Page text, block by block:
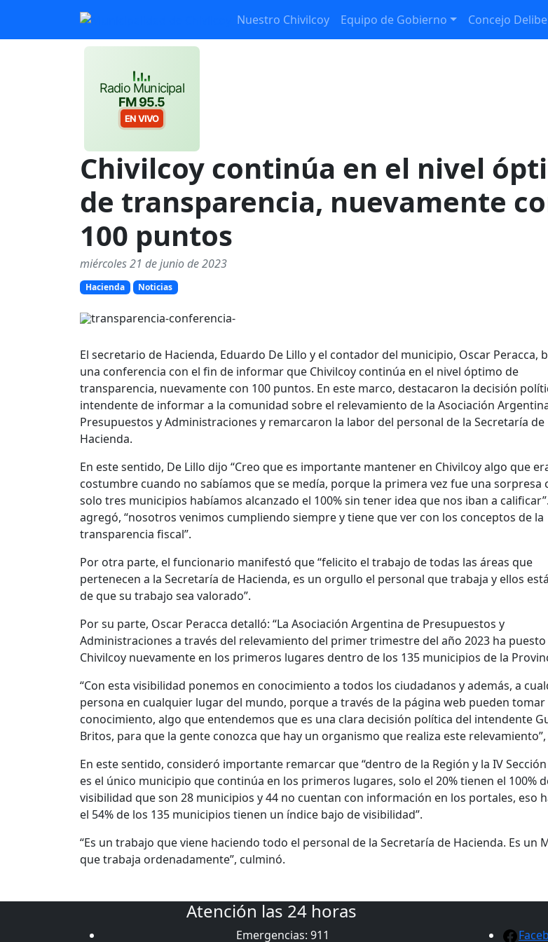
Nuestro Chivilcoy Equipo de Gobierno Concejo
Radio Municipal
FM 95.5
EN VIVO
Chivilcoy continúa en el nivel
de transparencia, nuevamente
100 puntos
miércoles 21 de junio de 2023
Hacienda Noticias
El secretario de Hacienda, Eduardo De Lillo y el contador del municipio, Oscar Peracca,
una conferencia con el fin de informar que Chivilcoy continúa en el nivel óptimo de
transparencia, nuevamente con 100 puntos. En este marco, destacaron la decisión
intendente de informar a la comunidad sobre el relevamiento de la Asociación
Presupuestos y Administraciones y remarcaron la labor del personal de la Secretaría de
Hacienda.
En este sentido, De Lillo dijo “Creo que es importante mantener en Chivilcoy algo que
costumbre cuando no sabíamos que se medía, porque la primera vez fue una sorpresa
solo tres municipios habíamos alcanzado el 100% sin tener idea que nos iban a
agregó, “nosotros venimos cumpliendo siempre y tiene que ver con los conceptos de la
transparencia fiscal”.
Por otra parte, el funcionario manifestó que “felicito el trabajo de todas las áreas que
pertenecen a la Secretaría de Hacienda, es un orgullo el personal que trabaja y ellos
de que su trabajo sea valorado”.
Por su parte, Oscar Peracca detalló: “La Asociación Argentina de Presupuestos y
Administraciones a través del relevamiento del primer trimestre del año 2023 ha puesto
Chivilcoy nuevamente en los primeros lugares dentro de los 135 municipios de la
“Con esta visibilidad ponemos en conocimiento a todos los ciudadanos y además, a
persona en cualquier lugar del mundo, porque a través de la página web pueden tomar
conocimiento, algo que entendemos que es una clara decisión política del intendente
Britos, para que la gente conozca que hay un organismo que realiza este
En este sentido, consideró importante remarcar que “dentro de la Región y la IV
es el único municipio que continúa en los primeros lugares, solo el 20% tienen el 100%
visibilidad que son 28 municipios y 44 no cuentan con información en los portales, eso
el 54% de los 135 municipios tienen un índice bajo de visibilidad”.
“Es un trabajo que viene haciendo todo el personal de la Secretaría de Hacienda. Es un
que trabaja ordenadamente”, culminó.
Atención las 24 horas
Emergencias: 911